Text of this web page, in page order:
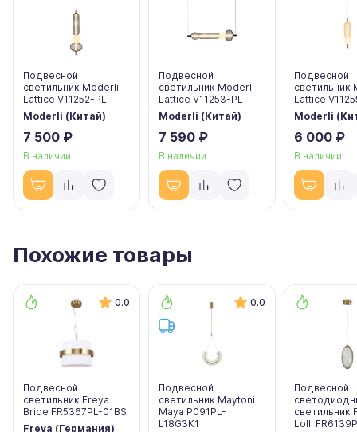
Подвесной
светильник Moderli
Lattice V11252-PL
Moderli (Китай)
7 500 ₽
В наличии
Подвесной
светильник Moderli
Lattice V11253-PL
Moderli (Китай)
7 590 ₽
В наличии
Подвесной
светильник
Lattice
Moderli
6 000 ₽
В наличии
Похожие товары
0.0
Подвесной
светильник Freya
Bride FR5367PL-01BS
Freya (Германия)
0.0
Подвесной
светильник Maytoni
Maya P091PL-
L18G3K1
Подвесной
светильник
Lolli